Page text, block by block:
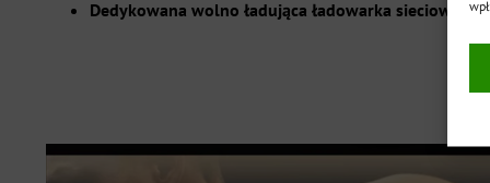
Dedykowana wolno ładująca ładowarka sieciowa